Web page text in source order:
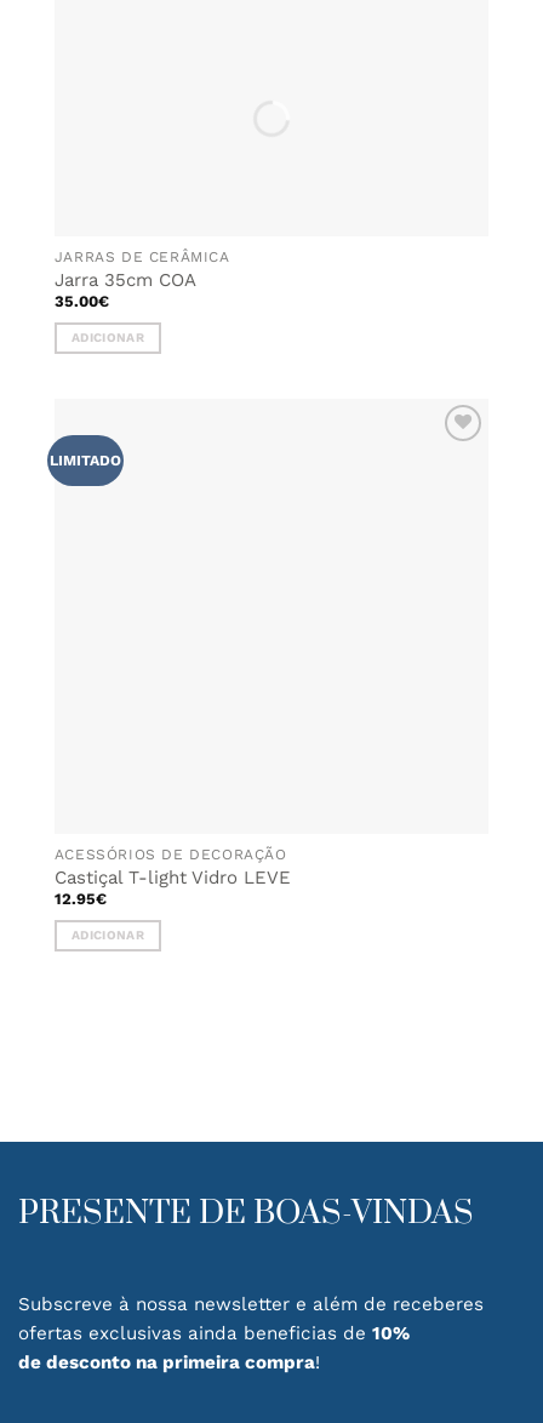
JARRAS DE CERÂMICA
Jarra 35cm COA
35.00€
ADICIONAR
LIMITADO
ACESSÓRIOS DE DECORAÇÃO
Castiçal T-light Vidro LEVE
12.95€
ADICIONAR
PRESENTE DE BOAS-VINDAS
Subscreve à nossa newsletter e além de receberes
ofertas exclusivas ainda beneficias de 10%
de desconto na primeira compra!